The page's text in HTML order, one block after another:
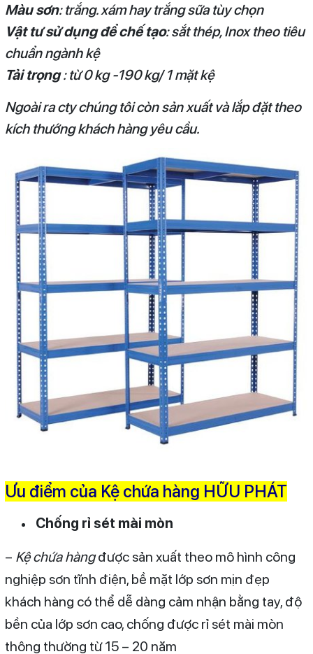
Màu sơn: trắng. xám hay trắng sữa tùy chọn
Vật tư sử dụng để chế tạo: sắt thép, Inox theo tiêu
chuẩn ngành kệ
Tải trọng: từ 0 kg -190 kg/ 1 mặt kệ
Ngoài ra cty chúng tôi còn sản xuất và lắp đặt theo
kích thướng khách hàng yêu cầu.
Ưu điểm của Kệ chứa hàng HỮU PHÁT
Chống rỉ sét mài mòn
– Kệ chứa hàngđược sản xuất theo mô hình công
nghiệp sơn tĩnh điện, bề mặt lớp sơn mịn đẹp
khách hàng có thể dễ dàng cảm nhận bằng tay, độ
bền của lớp sơn cao, chống được rỉ sét mài mòn
thông thường từ 15 – 20 năm